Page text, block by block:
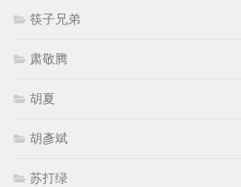
筷子兄弟
肃敬腾
胡夏
胡彥斌
苏打绿